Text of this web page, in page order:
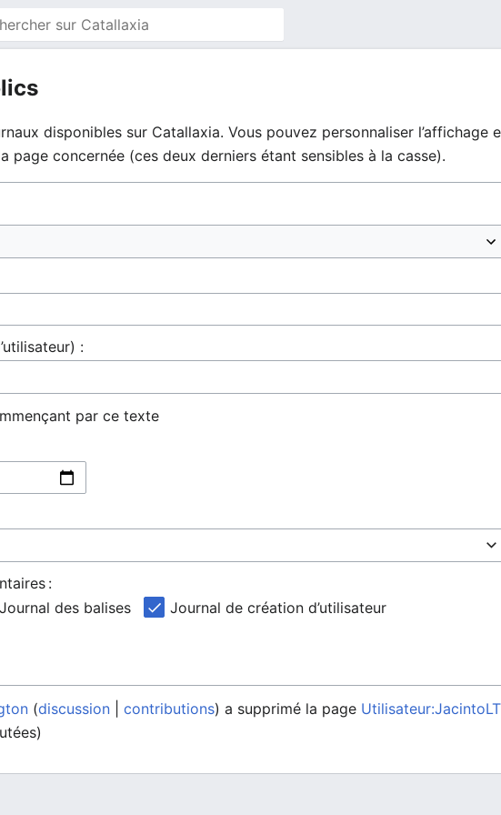
disponibles sur Catallaxia. Vous pouvez personnaliser l’affichage
page concernée (ces deux derniers étant sensibles à la casse).
:
par ce texte
:
Journal des balises Journal de création d’utilisateur
discussion contributions a supprimé la page